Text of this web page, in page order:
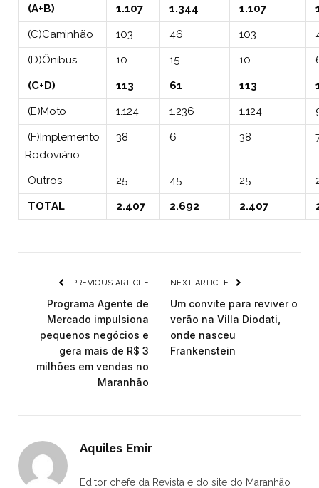
(A+B) 1.107 1.344 1.107
(C)Caminhão
103 46 103
(D)Ônibus
10 15 10
(C+D)
113 61 113
(E)Moto
1.124 1.236 1.124
(F)Implemento
Rodoviário
38 6 38
Outros 25 45 25
TOTAL
2.407 2.692 2.407
PREVIOUS ARTICLE
Programa Agente de
Mercado impulsiona
pequenos negócios e
gera mais de R$ 3
milhões em vendas no
Maranhão
NEXT ARTICLE
Um convite para reviver o
verão na Villa Diodati,
onde nasceu
Frankenstein
Aquiles Emir
Editor chefe da Revista e do site do Maranhão